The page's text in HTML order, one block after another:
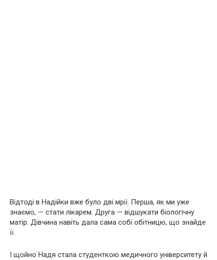
Відтоді в Надійки вже було дві мрії. Перша, як ми уже
знаємо, — стати лікaрем. Друга — відшукати біолoгічну
матір. Дівчина навіть дала сама собі обітницю, що знайде
її.
І щойно Надя стала студенткою медичного університету й